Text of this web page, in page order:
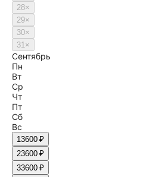
28×
29×
30×
31×
Сентябрь
Пн
Вт
Ср
Чт
Пт
Сб
Вс
13600 ₽
23600 ₽
33600 ₽